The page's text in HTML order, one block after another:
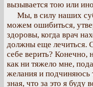
вызывается тою или
Мы, в силу наших
можем ошибиться,
здоровы, когда врач
должны еще лечиться.
себе верить? Конечно,
как ни тяжело мне,
желания и подчиняюсь
зная, что за это я буду